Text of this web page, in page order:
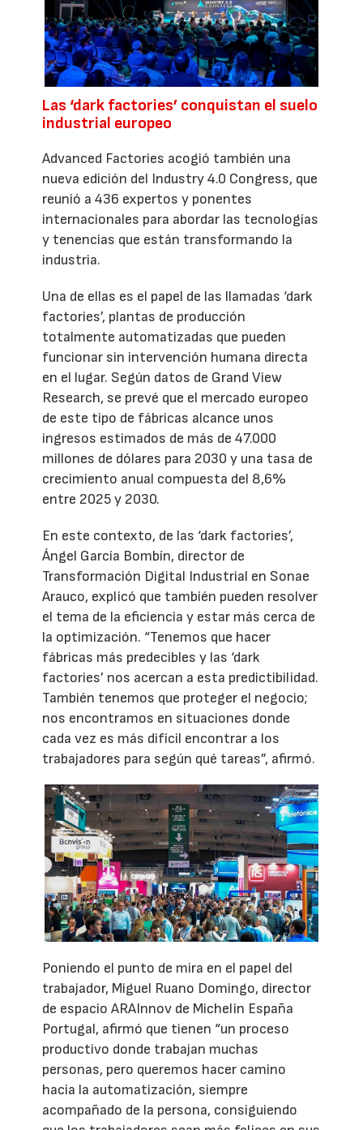
Las ‘dark factories’ conquistan el suelo
industrial europeo
Advanced Factories acogió también una
nueva edición del Industry 4.0 Congress, que
reunió a 436 expertos y ponentes
internacionales para abordar las tecnologías
y tenencias que están transformando la
industria.
Una de ellas es el papel de las llamadas ‘dark
factories’, plantas de producción
totalmente automatizadas que pueden
funcionar sin intervención humana directa
en el lugar. Según datos de Grand View
Research, se prevé que el mercado europeo
de este tipo de fábricas alcance unos
ingresos estimados de más de 47.000
millones de dólares para 2030 y una tasa de
crecimiento anual compuesta del 8,6%
entre 2025 y 2030.
En este contexto, de las ‘dark factories’,
Ángel García Bombín, director de
Transformación Digital Industrial en Sonae
Arauco, explicó que también pueden resolver
el tema de la eficiencia y estar más cerca de
la optimización. “Tenemos que hacer
fábricas más predecibles y las ‘dark
factories’ nos acercan a esta predictibilidad.
También tenemos que proteger el negocio;
nos encontramos en situaciones donde
cada vez es más difícil encontrar a los
trabajadores para según qué tareas”, afirmó.
Poniendo el punto de mira en el papel del
trabajador, Miguel Ruano Domingo, director
de espacio ARAInnov de Michelin España
Portugal, afirmó que tienen “un proceso
productivo donde trabajan muchas
personas, pero queremos hacer camino
hacia la automatización, siempre
acompañado de la persona, consiguiendo